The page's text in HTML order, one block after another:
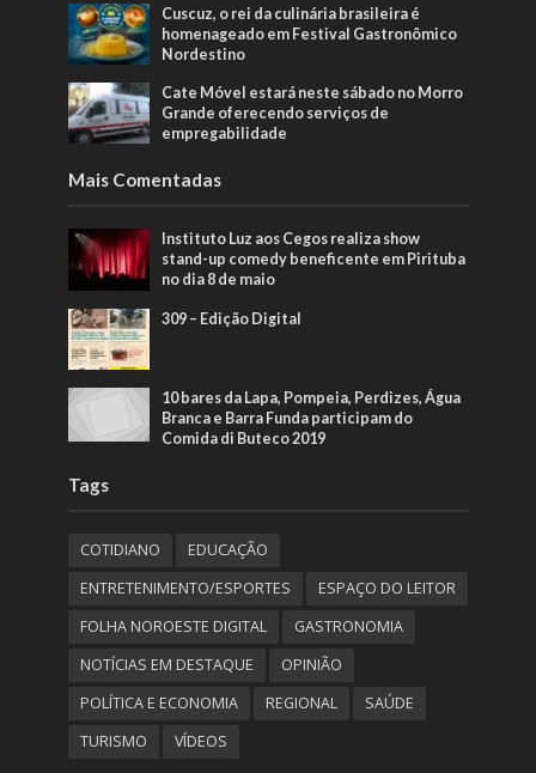
Cuscuz, o rei da culinária brasileira é
homenageado em Festival Gastronômico
Nordestino
Cate Móvel estará neste sábado no Morro
Grande oferecendo serviços de
empregabilidade
Mais Comentadas
Instituto Luz aos Cegos realiza show
stand-up comedy beneficente em Pirituba
no dia 8 de maio
309 – Edição Digital
10 bares da Lapa, Pompeia, Perdizes, Água
Branca e Barra Funda participam do
Comida di Buteco 2019
Tags
COTIDIANO
EDUCAÇÃO
ENTRETENIMENTO/ESPORTES
ESPAÇO DO LEITOR
FOLHA NOROESTE DIGITAL
GASTRONOMIA
NOTÍCIAS EM DESTAQUE
OPINIÃO
POLÍTICA E ECONOMIA
REGIONAL
SAÚDE
TURISMO
VÍDEOS